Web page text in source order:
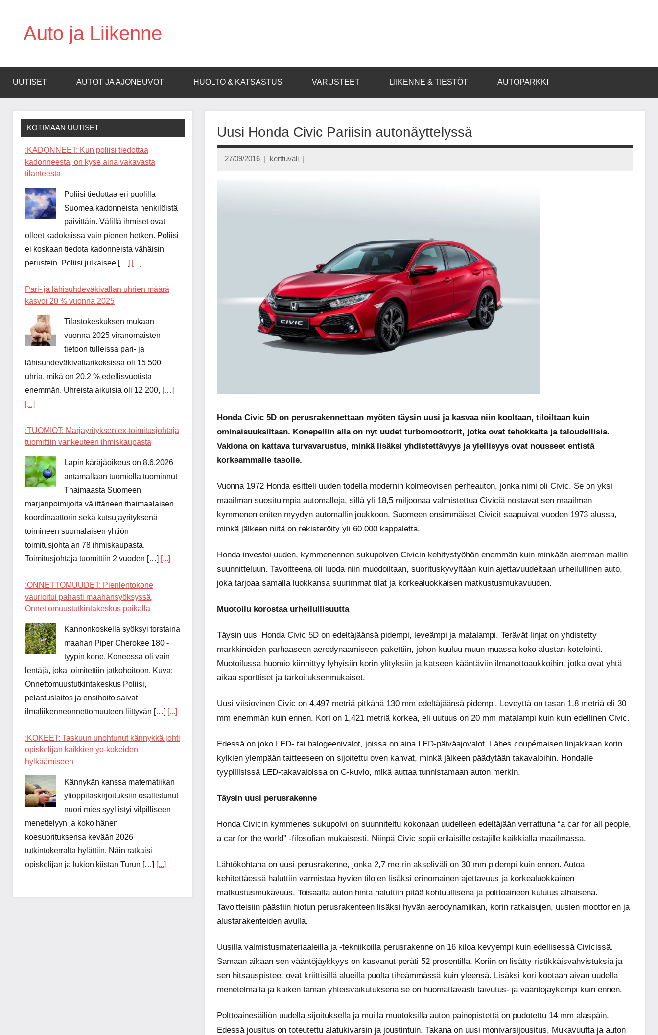
Auto ja Liikenne
UUTISET AUTOT JA AJONEUVOT HUOLTO & KATSASTUS VARUSTEET LIIKENNE & TIESTÖT AUTOPARKKI
Uusi Honda Civic Pariisin autonäyttelyssä
27/09/2016 kerttuvali
Honda Civic 5D on perusrakennettaan myöten täysin uusi ja kasvaa niin kooltaan, tiloiltaan kuin
ominaisuuksiltaan. Konepellin alla on nyt uudet turbomoottorit, jotka ovat tehokkaita ja taloudellisia.
Vakiona on kattava turvavarustus, minkä lisäksi yhdistettävyys ja ylellisyys ovat nousseet entistä
korkeammalle tasolle.
Vuonna 1972 Honda esitteli uuden todella modernin kolmeovisen perheauton, jonka nimi oli Civic. Se on yksi
maailman suosituimpia automalleja, sillä yli 18,5 miljoonaa valmistettua Civiciä nostavat sen maailman
kymmenen eniten myydyn automallin joukkoon. Suomeen ensimmäiset Civicit saapuivat vuoden 1973 alussa,
minkä jälkeen niitä on rekisteröity yli 60 000 kappaletta.
Honda investoi uuden, kymmenennen sukupolven Civicin kehitystyöhön enemmän kuin minkään aiemman mallin
suunnitteluun. Tavoitteena oli luoda niin muodoiltaan, suorituskyvyltään kuin ajettavuudeltaan urheilullinen auto,
joka tarjoaa samalla luokkansa suurimmat tilat ja korkealuokkaisen matkustusmukavuuden.
Muotoilu korostaa urheilullisuutta
Täysin uusi Honda Civic 5D on edeltäjäänsä pidempi, leveämpi ja matalampi. Terävät linjat on yhdistetty
markkinoiden parhaaseen aerodynaamiseen pakettiin, johon kuuluu muun muassa koko alustan kotelointi.
Muotoilussa huomio kiinnittyy lyhyisiin korin ylityksiin ja katseen kääntäviin ilmanottoaukkoihin, jotka ovat yhtä
aikaa sporttiset ja tarkoituksenmukaiset.
Uusi viisiovinen Civic on 4,497 metriä pitkänä 130 mm edeltäjäänsä pidempi. Leveyttä on tasan 1,8 metriä eli 30
mm enemmän kuin ennen. Kori on 1,421 metriä korkea, eli uutuus on 20 mm matalampi kuin kuin edellinen Civic.
Edessä on joko LED- tai halogeenivalot, joissa on aina LED-päiväajovalot. Lähes coupémaisen linjakkaan korin
kylkien ylempään taitteeseen on sijoitettu oven kahvat, minkä jälkeen päädytään takavaloihin. Hondalle
tyypillisissä LED-takavaloissa on C-kuvio, mikä auttaa tunnistamaan auton merkin.
Täysin uusi perusrakenne
Honda Civicin kymmenes sukupolvi on suunniteltu kokonaan uudelleen edeltäjään verrattuna “a car for all people,
a car for the world” -filosofian mukaisesti. Niinpä Civic sopii erilaisille ostajille kaikkialla maailmassa.
Lähtökohtana on uusi perusrakenne, jonka 2,7 metrin akseliväli on 30 mm pidempi kuin ennen. Autoa
kehitettäessä haluttiin varmistaa hyvien tilojen lisäksi erinomainen ajettavuus ja korkealuokkainen
matkustusmukavuus. Toisaalta auton hinta haluttiin pitää kohtuullisena ja polttoaineen kulutus alhaisena.
Tavoitteisiin päästiin hiotun perusrakenteen lisäksi hyvän aerodynamiikan, korin ratkaisujen, uusien moottorien ja
alustarakenteiden avulla.
Uusilla valmistusmateriaaleilla ja -tekniikoilla perusrakenne on 16 kiloa kevyempi kuin edellisessä Civicissä.
Samaan aikaan sen vääntöjäykkyys on kasvanut peräti 52 prosentilla. Koriin on lisätty ristikkäisvahvistuksia ja
sen hitsauspisteet ovat kriittisillä alueilla puolta tiheämmässä kuin yleensä. Lisäksi kori kootaan aivan uudella
menetelmällä ja kaiken tämän yhteisvaikutuksena se on huomattavasti taivutus- ja vääntöjäykempi kuin ennen.
Polttoainesäiliön uudella sijoituksella ja muilla muutoksilla auton painopistettä on pudotettu 14 mm alaspäin.
Edessä jousitus on toteutettu alatukivarsin ja joustintuin. Takana on uusi monivarsijousitus, Mukavuutta ja auton
KOTIMAAN UUTISET
:KADONNEET: Kun poliisi tiedottaa
kadonneesta, on kyse aina vakavasta
tilanteesta
Poliisi tiedottaa eri puolilla
Suomea kadonneista henkilöistä
päivittäin. Välillä ihmiset ovat
olleet kadoksissa vain pienen hetken. Poliisi
ei koskaan tiedota kadonneista vähäisin
perustein. Poliisi julkaisee […] [...]
Pari- ja lähisuhdeväkivallan uhrien määrä
kasvoi 20 % vuonna 2025
Tilastokeskuksen mukaan
vuonna 2025 viranomaisten
tietoon tulleissa pari- ja
lähisuhdeväkivaltarikoksissa oli 15 500
uhria, mikä on 20,2 % edellisvuotista
enemmän. Uhreista aikuisia oli 12 200, […]
[...]
:TUOMIOT: Marjayrityksen ex-toimitusjohtaja
tuomittiin vankeuteen ihmiskaupasta
Lapin käräjäoikeus on 8.6.2026
antamallaan tuomiolla tuominnut
Thaimaasta Suomeen
marjanpoimijoita välittäneen thaimaalaisen
koordinaattorin sekä kutsujayrityksenä
toimineen suomalaisen yhtiön
toimitusjohtajan 78 ihmiskaupasta.
Toimitusjohtaja tuomittiin 2 vuoden […] [...]
:ONNETTOMUUDET: Pienlentokone
vaurioitui pahasti maahansyöksyssä,
Onnettomuustutkintakeskus paikalla
Kannonkoskella syöksyi torstaina
maahan Piper Cherokee 180 -
tyypin kone. Koneessa oli vain
lentäjä, joka toimitettiin jatkohoitoon. Kuva:
Onnettomuustutkintakeskus Poliisi,
pelastuslaitos ja ensihoito saivat
ilmaliikenneonnettomuuteen liittyvän […] [...]
:KOKEET: Taskuun unohtunut kännykkä johti
opiskelijan kaikkien yo-kokeiden
hylkäämiseen
Kännykän kanssa matematiikan
ylioppilaskirjoituksiin osallistunut
nuori mies syyllistyi vilpilliseen
menettelyyn ja koko hänen
koesuorituksensa kevään 2026
tutkintokerralta hylättiin. Näin ratkaisi
opiskelijan ja lukion kiistan Turun […] [...]